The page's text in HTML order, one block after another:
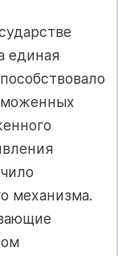
единая
механизма.